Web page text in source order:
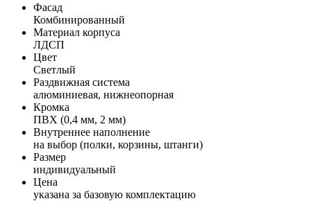
Фасад
Комбинированный
Материал корпуса
ЛДСП
Цвет
Светлый
Раздвижная система
алюминиевая, нижнеопорная
Кромка
ПВХ (0,4 мм, 2 мм)
Внутреннее наполнение
на выбор (полки, корзины, штанги)
Размер
индивидуальный
Цена
указана за базовую комплектацию